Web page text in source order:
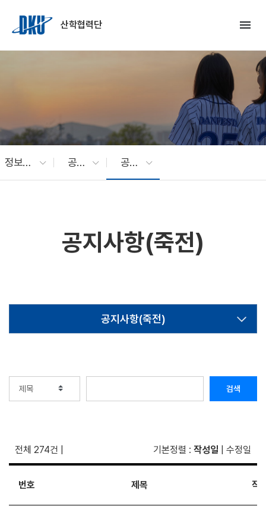
산학협력단
menu
정보광장 공지사항 공지사항(죽전)
공지사항(죽전)
공지사항(죽전)
검색
전체 274건 기본정렬 : 작성일 수정일
번호 제목 작